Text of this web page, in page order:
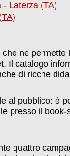
- Laterza (TA)
ne permette
Il catalogo
di ricche
al pubblico: è
presso il book-
quattro